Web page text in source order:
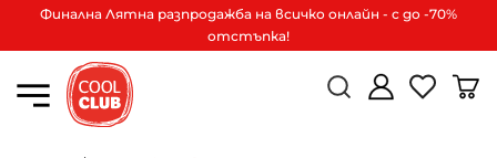
Финална Лятна разпродажба на всичко онлайн - с до -70%
отстъпка!